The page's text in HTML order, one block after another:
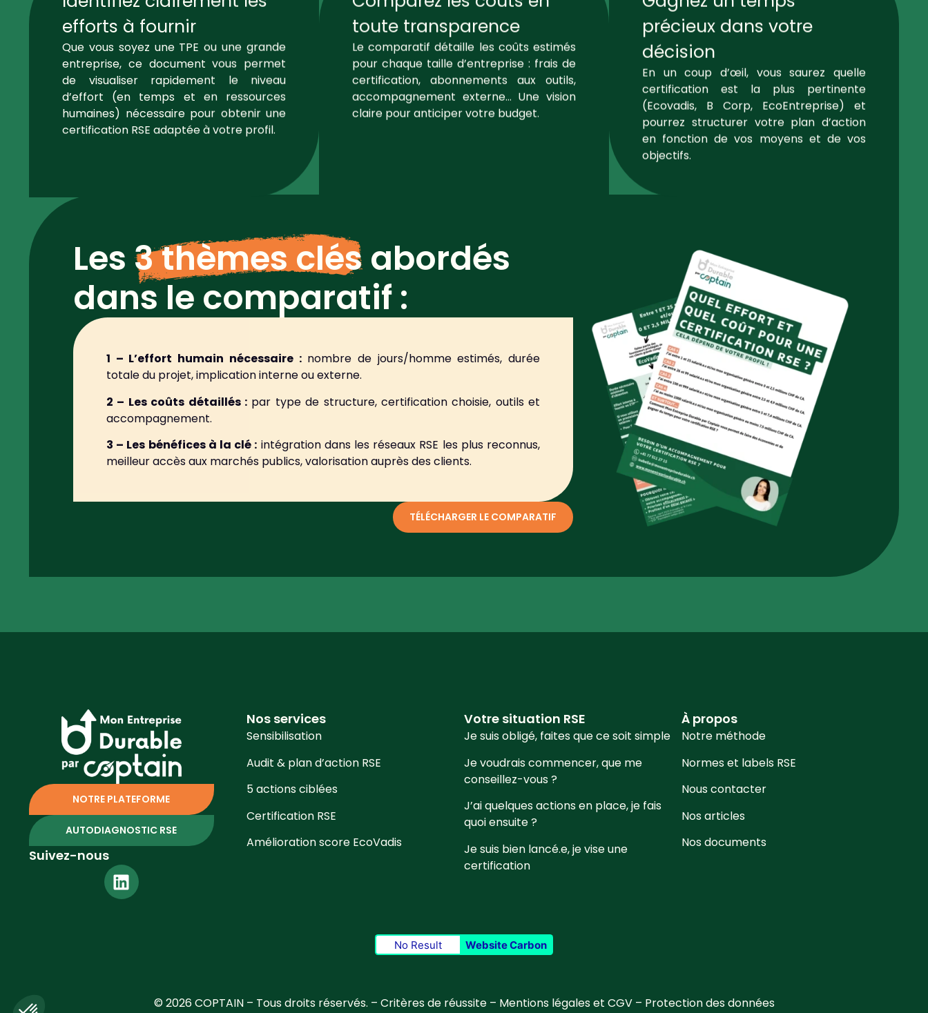
efforts à fournir
Que vous soyez une TPE ou une grande
entreprise, ce document vous permet
de visualiser rapidement le niveau
d’effort (en temps et en ressources
humaines) nécessaire pour obtenir une
certification RSE adaptée à votre profil.
toute transparence
Le comparatif détaille les coûts estimés
pour chaque taille d’entreprise : frais de
certification, abonnements aux outils,
accompagnement externe… Une vision
claire pour anticiper votre budget.
précieux dans votre
décision
En un coup d’œil, vous saurez quelle
certification est la plus pertinente
(Ecovadis, B Corp, EcoEntreprise) et
pourrez structurer votre plan d’action
en fonction de vos moyens et de vos
objectifs.
Les 3 thèmes clésabordés
dans le comparatif :
1 – L’effort humain nécessaire :nombre de jours/homme estimés, durée
totale du projet, implication interne ou externe.
2 – Les coûts détaillés :par type de structure, certification choisie, outils et
accompagnement.
3 – Les bénéfices à la clé : intégration dans les réseaux RSE les plus reconnus,
meilleur accès aux marchés publics, valorisation auprès des clients.
TÉLÉCHARGER LE COMPARATIF
NOTRE PLATEFORME
AUTODIAGNOSTIC RSE
Suivez-nous
Nos services
Sensibilisation
Audit & plan d’action RSE
5 actions ciblées
Certification RSE
Amélioration score EcoVadis
Votre situation RSE
Je suis obligé, faites que ce soit simple
Je voudrais commencer, que me
conseillez-vous ?
J’ai quelques actions en place, je fais
quoi ensuite ?
Je suis bien lancé.e, je vise une
certification
À propos
Notre méthode
Normes et labels RSE
Nous contacter
Nos articles
Nos documents
No Result Website Carbon
© 2026 COPTAIN – Tous droits réservés. – Critères de réussite– Mentions légales et CGV– Protection des données